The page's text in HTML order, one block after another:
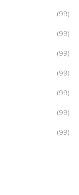
(99)
(99)
(99)
(99)
(99)
(99)
(99)